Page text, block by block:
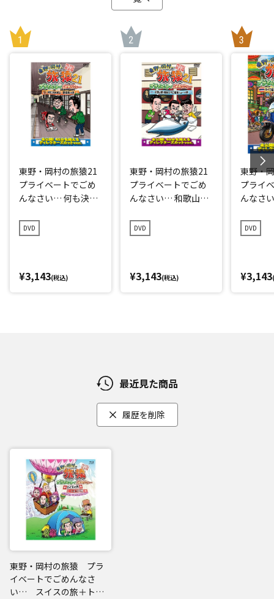
東野・岡村の旅猿21
プライベートでごめ
んなさい… 何も決め
ミアム完全版
DVD
¥3,143(税込)
東野・岡村の旅猿21
プライベートでごめ
んなさい… 和歌山県
ョーへの旅 プレミア
ム完全版
DVD
¥3,143(税込)
東野・
プライ
んなさ
編 プレ
DVD
¥3,143
最近見た商品
履歴を削除
東野・岡村の旅猿 プラ
イベートでごめんなさ
い… スイスの旅＋トル